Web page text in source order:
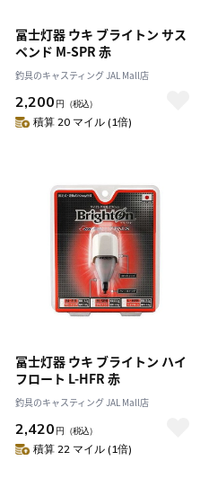
冨士灯器 ウキ ブライトン サス
ペンド M-SPR 赤
釣具のキャスティング JAL Mall店
2,200 円 （税込）
積算 20 マイル (1倍)
冨士灯器 ウキ ブライトン ハイ
フロート L-HFR 赤
釣具のキャスティング JAL Mall店
2,420 円 （税込）
積算 22 マイル (1倍)